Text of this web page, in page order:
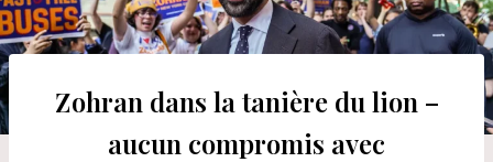
Zohran dans la tanière du lion –
aucun compromis avec